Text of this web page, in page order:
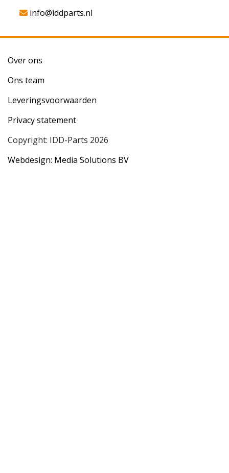
info@iddparts.nl
Over ons
Ons team
Leveringsvoorwaarden
Privacy statement
Copyright: IDD-Parts 2026
Webdesign: Media Solutions BV